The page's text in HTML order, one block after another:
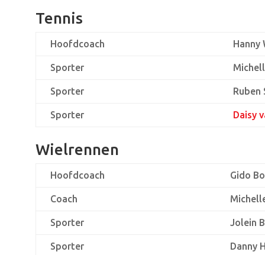
Tennis
Hoofdcoach Hanny
Sporter
Sporter Ruben
Sporter Daisy
Wielrennen
Hoofdcoach Gido
Coach
Sporter Jolein
Sporter Danny